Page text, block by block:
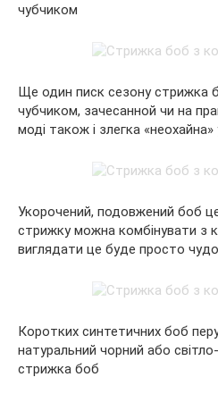
чубчиком
Ще один писк сезону стрижка
чубчиком, зачесанной чи на
моді також і злегка «неохайна»
Укорочений, подовжений боб
стрижку можна комбінувати з
виглядати це буде просто
Коротких синтетичних боб
натуральний чорний або
стрижка боб